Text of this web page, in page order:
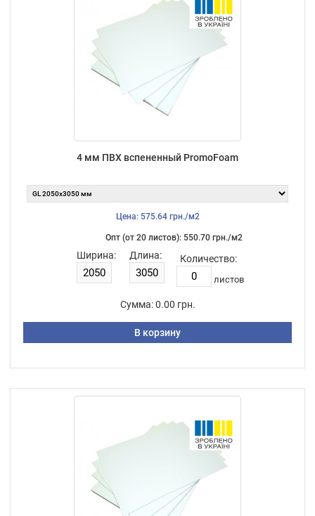
4 мм ПВХ вспененный PromoFoam
Цена: 575.64 грн./м2
Опт (от 20 листов): 550.70 грн./м2
Ширина: Длина: Количество:
листов
Сумма: 0.00 грн.
В корзину